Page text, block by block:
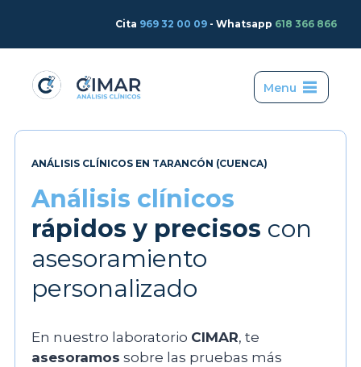
contenido
Cita 969 32 00 09 - Whatsapp 618 366 866
Menu
ANÁLISIS CLÍNICOS EN TARANCÓN (CUENCA)
Análisis clínicos
rápidos y precisos con
asesoramiento
personalizado
En nuestro laboratorio CIMAR, te
asesoramos sobre las pruebas más